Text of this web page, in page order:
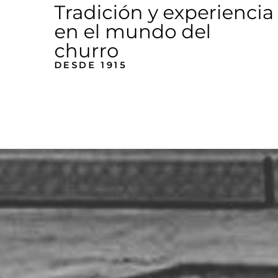
Tradición y experiencia
en el mundo del
churro
DESDE 1915